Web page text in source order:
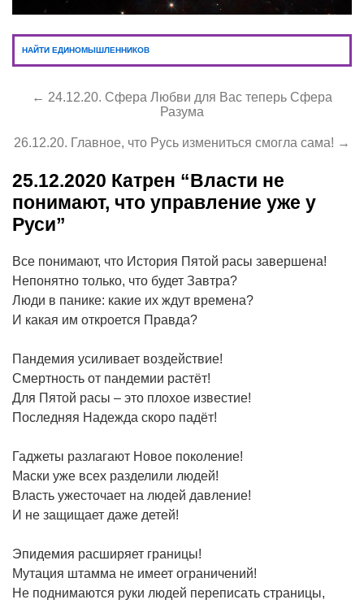
НАЙТИ ЕДИНОМЫШЛЕННИКОВ
← 24.12.20. Сфера Любви для Вас теперь Сфера
Разума
26.12.20. Главное, что Русь измениться смогла сама! →
25.12.2020 Катрен “Власти не
понимают, что управление уже у
Руси”
Все понимают, что История Пятой расы завершена!
Непонятно только, что будет Завтра?
Люди в панике: какие их ждут времена?
И какая им откроется Правда?
Пандемия усиливает воздействие!
Смертность от пандемии растёт!
Для Пятой расы – это плохое известие!
Последняя Надежда скоро падёт!
Гаджеты разлагают Новое поколение!
Маски уже всех разделили людей!
Власть ужесточает на людей давление!
И не защищает даже детей!
Эпидемия расширяет границы!
Мутация штамма не имеет ограничений!
Не поднимаются руки людей переписать страницы,